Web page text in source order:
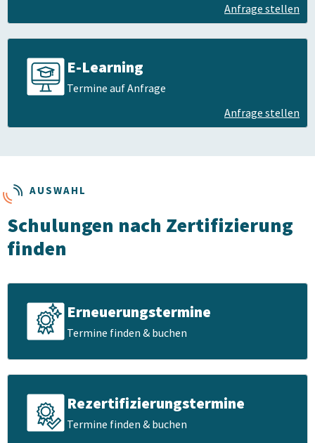
Anfrage stellen
E-Learning
Termine auf Anfrage
Anfrage stellen
AUSWAHL
Schulungen nach Zertifizierung
finden
Erneuerungstermine
Termine finden & buchen
Rezertifizierungstermine
Termine finden & buchen